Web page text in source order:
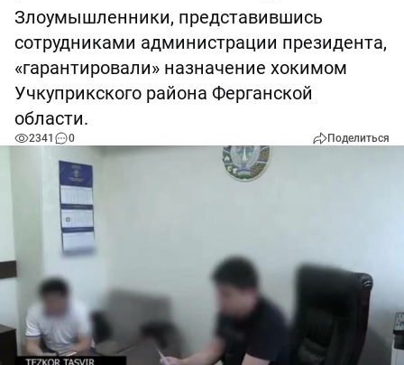
Злоумышленники, представившись
сотрудниками администрации президента,
«гарантировали» назначение хокимом
Учкуприкского района Ферганской
области.
2341 0 Поделиться